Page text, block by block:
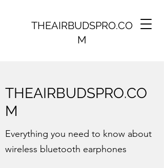
THEAIRBUDSPRO.CO
M
THEAIRBUDSPRO.CO
M
Everything you need to know about
wireless bluetooth earphones